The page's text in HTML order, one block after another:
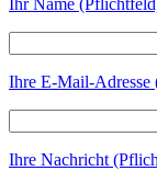
Ihr Name
Ihre E-Mail-Adresse
Ihre Nachricht